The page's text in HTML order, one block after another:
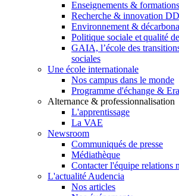
Enseignements &
Recherche & innovation
Environnement &
Politique sociale et qualité
GAIA, l’école des
sociales
Une école internationale
Nos campus dans le monde
Programme d'échange &
Alternance & professionnalisation
L'apprentissage
La VAE
Newsroom
Communiqués de presse
Médiathèque
Contacter l'équipe relations
L'actualité Audencia
Nos articles